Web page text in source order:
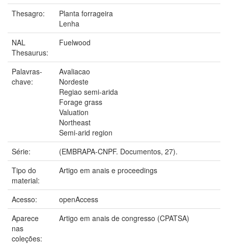
Thesagro:
Planta forrageira
Lenha
NAL
Thesaurus:
Fuelwood
Palavras-
chave:
Avaliacao
Nordeste
Regiao semi-arida
Forage grass
Valuation
Northeast
Semi-arid region
Série:
(EMBRAPA-CNPF. Documentos, 27).
Tipo do
material:
Artigo em anais e proceedings
Acesso:
openAccess
Aparece
nas
coleções:
Artigo em anais de congresso (CPATSA)